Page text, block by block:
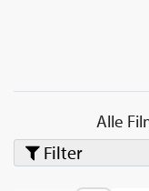
Alle
Filter